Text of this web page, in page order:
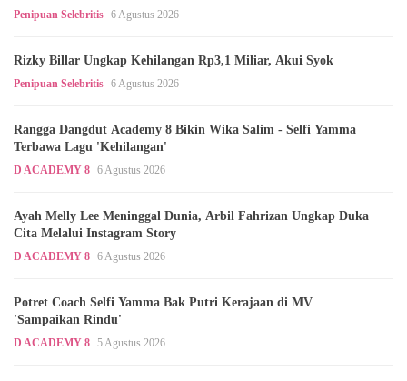
Penipuan Selebritis 6 Agustus 2026
Rizky Billar Ungkap Kehilangan Rp3,1 Miliar, Akui Syok
Penipuan Selebritis 6 Agustus 2026
Rangga Dangdut Academy 8 Bikin Wika Salim - Selfi Yamma
Terbawa Lagu 'Kehilangan'
D ACADEMY 8 6 Agustus 2026
Ayah Melly Lee Meninggal Dunia, Arbil Fahrizan Ungkap Duka
Cita Melalui Instagram Story
D ACADEMY 8 6 Agustus 2026
Potret Coach Selfi Yamma Bak Putri Kerajaan di MV
'Sampaikan Rindu'
D ACADEMY 8 5 Agustus 2026